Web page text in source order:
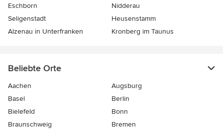
Eschborn
Nidderau
Seligenstadt
Heusenstamm
Alzenau in Unterfranken
Kronberg im Taunus
Beliebte Orte
Aachen
Augsburg
Basel
Berlin
Bielefeld
Bonn
Braunschweig
Bremen